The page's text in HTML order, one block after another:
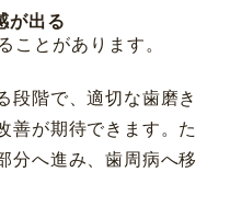
が出る
ことがあります。
段階で、適切な歯磨き
善が期待できます。た
分へ進み、歯周病へ移